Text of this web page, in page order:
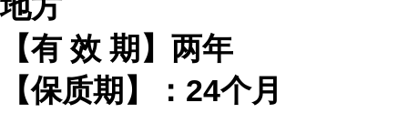
【有 效 期】两年
【保质期】： 24个月